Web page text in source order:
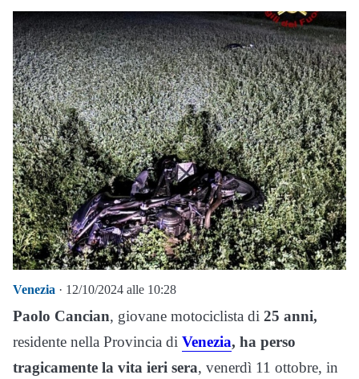
Venezia · 12/10/2024 alle 10:28
Paolo Cancian, giovane motociclista di 25 anni,
residente nella Provincia di Venezia, ha perso
tragicamente la vita ieri sera, venerdì 11 ottobre, in